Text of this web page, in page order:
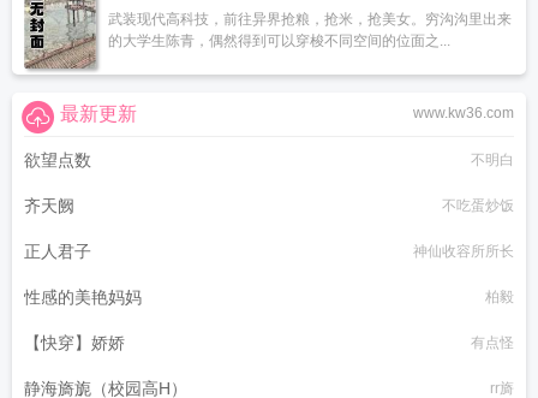
武装现代高科技，前往异界抢粮，抢米，抢美女。穷沟沟里出来
的大学生陈青，偶然得到可以穿梭不同空间的位面之...
www.kw36.com
最新更新
欲望点数 不明白
齐天阙 不吃蛋炒饭
正人君子 神仙收容所所长
性感的美艳妈妈 柏毅
【快穿】娇娇 有点怪
静海旖旎（校园高H） rr旖